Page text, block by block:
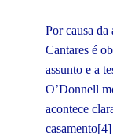
Por causa
Cantares é
assunto e a
O’Donnell
acontece